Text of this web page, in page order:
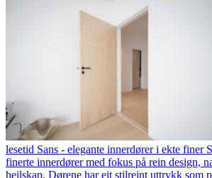
lesetid Sans - elegante innerdører i ekte finer
finerte innerdører med fokus på rein design,
heilskap. Dørene har eit stilreint uttrykk som